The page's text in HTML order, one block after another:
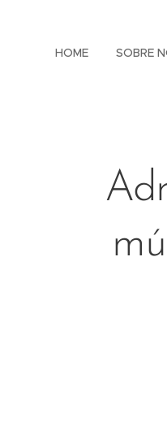
HOME SOBRE